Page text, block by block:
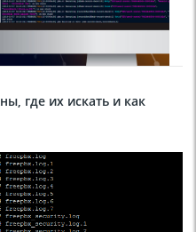
где их искать и как